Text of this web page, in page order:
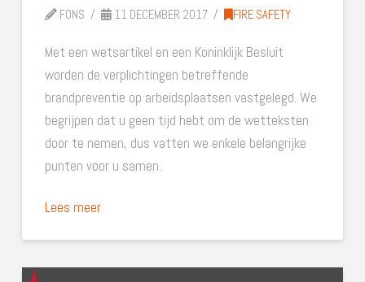
FONS 11 DECEMBER 2017 FIRE SAFETY
Met een wetsartikel en een Koninklijk Besluit
worden de verplichtingen betreffende
brandpreventie op arbeidsplaatsen vastgelegd. We
begrijpen dat u geen tijd hebt om de wetteksten
door te nemen, dus vatten we enkele belangrijke
punten voor u samen.
Lees meer